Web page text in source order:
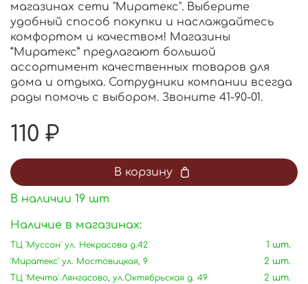
магазинах сети "Миратекс". Выберите
удобный способ покупки и наслаждайтесь
комфортом и качеством! Магазины
“Миратекс” предлагают большой
ассортимент качественных товаров для
дома и отдыха. Сотрудники компании всегда
рады помочь с выбором. Звоните 41-90-01.
110 ₽
В корзину
В наличии 19 шт
Наличие в магазинах:
ТЦ 'Муссон' ул. Некрасова д.42
1 шт.
'Миратекс' ул. Мостовицкая, 9
2 шт.
ТЦ 'Мечта' Лянгасово, ул.Октябрьская д. 49
2 шт.